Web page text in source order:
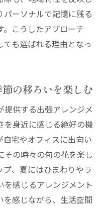
パーソナルで記憶に残る
こうしたアプローチ
も選ばれる理由となっ
の移ろいを楽しむ
供する出張アレンジメ
を身近に感じる絶好の機
宅やオフィスに出向い
その時々の旬の花を楽し
、夏にはひまわりやラ
を感じるアレンジメント
感じながら、生活空間